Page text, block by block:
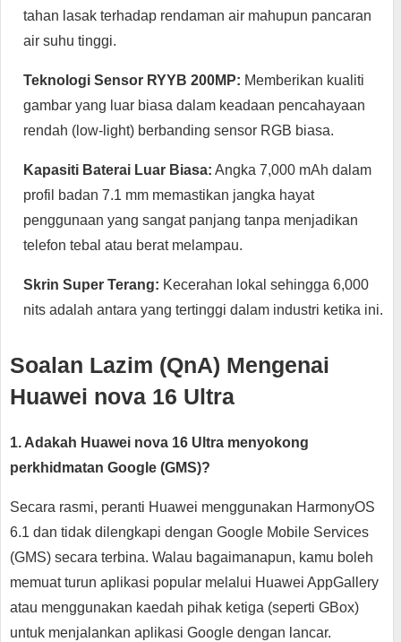
tahan lasak terhadap rendaman air mahupun pancaran
air suhu tinggi.
Teknologi Sensor RYYB 200MP: Memberikan kualiti
gambar yang luar biasa dalam keadaan pencahayaan
rendah (low-light) berbanding sensor RGB biasa.
Kapasiti Baterai Luar Biasa: Angka 7,000 mAh dalam
profil badan 7.1 mm memastikan jangka hayat
penggunaan yang sangat panjang tanpa menjadikan
telefon tebal atau berat melampau.
Skrin Super Terang: Kecerahan lokal sehingga 6,000
nits adalah antara yang tertinggi dalam industri ketika ini.
Soalan Lazim (QnA) Mengenai
Huawei nova 16 Ultra
1. Adakah Huawei nova 16 Ultra menyokong
perkhidmatan Google (GMS)?
Secara rasmi, peranti Huawei menggunakan HarmonyOS
6.1 dan tidak dilengkapi dengan Google Mobile Services
(GMS) secara terbina. Walau bagaimanapun, kamu boleh
memuat turun aplikasi popular melalui Huawei AppGallery
atau menggunakan kaedah pihak ketiga (seperti GBox)
untuk menjalankan aplikasi Google dengan lancar.